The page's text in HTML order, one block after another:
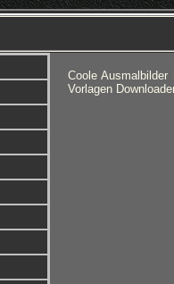
Coole
Vorlagen